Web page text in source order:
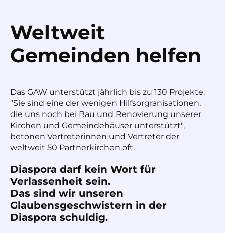
Weltweit
Gemeinden helfen
Das GAW unterstützt jährlich bis zu 130 Projekte.
"Sie sind eine der wenigen Hilfsorgranisationen,
die uns noch bei Bau und Renovierung unserer
Kirchen und Gemeindehäuser unterstützt",
betonen Vertreterinnen und Vertreter der
weltweit 50 Partnerkirchen oft.
Diaspora darf kein Wort für
Verlassenheit sein.
Das sind wir unseren
Glaubensgeschwistern in der
Diaspora schuldig.